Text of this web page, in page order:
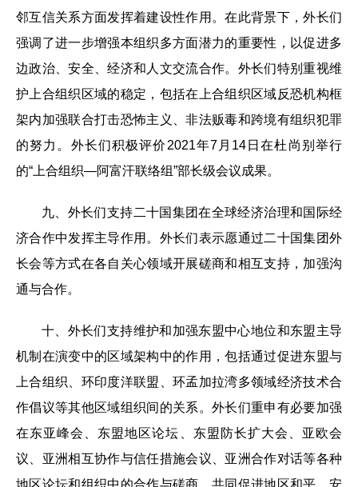
邻互信关系方面发挥着建设性作用。在此背景下，外长们
强调了进一步增强本组织多方面潜力的重要性，以促进多
边政治、安全、经济和人文交流合作。外长们特别重视维
护上合组织区域的稳定，包括在上合组织区域反恐机构框
架内加强联合打击恐怖主义、非法贩毒和跨境有组织犯罪
的努力。外长们积极评价2021年7月14日在杜尚别举行
的“上合组织—阿富汗联络组”部长级会议成果。
九、外长们支持二十国集团在全球经济治理和国际经
济合作中发挥主导作用。外长们表示愿通过二十国集团外
长会等方式在各自关心领域开展磋商和相互支持，加强沟
通与合作。
十、外长们支持维护和加强东盟中心地位和东盟主导
机制在演变中的区域架构中的作用，包括通过促进东盟与
上合组织、环印度洋联盟、环孟加拉湾多领域经济技术合
作倡议等其他区域组织间的关系。外长们重申有必要加强
在东亚峰会、东盟地区论坛、东盟防长扩大会、亚欧会
议、亚洲相互协作与信任措施会议、亚洲合作对话等各种
地区论坛和组织中的合作与磋商，共同促进地区和平、安